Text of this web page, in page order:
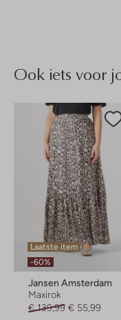
Ook iets voor
Laatste item
-60%
Jansen Amsterdam
Maxirok
€ 139,99 € 55,99